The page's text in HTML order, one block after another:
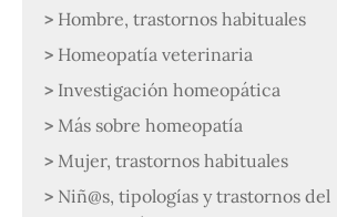
Hombre, trastornos habituales
Homeopatía veterinaria
Investigación homeopática
Más sobre homeopatía
Mujer, trastornos habituales
Niñ@s, tipologías y trastornos del